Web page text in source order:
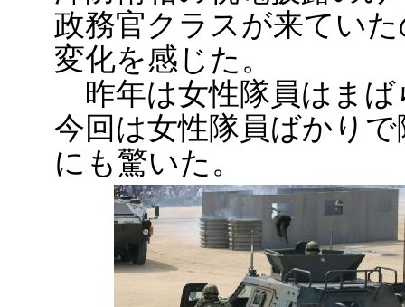
政務官クラスが来てい
変化を感じた。
昨年は女性隊員はまば
今回は女性隊員ばかり
にも驚いた。